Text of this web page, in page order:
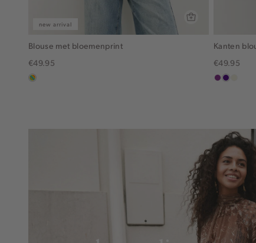
new arrival
Blouse met bloemenprint
€49.95
meerkleurig
Kanten
€49.95
indigo